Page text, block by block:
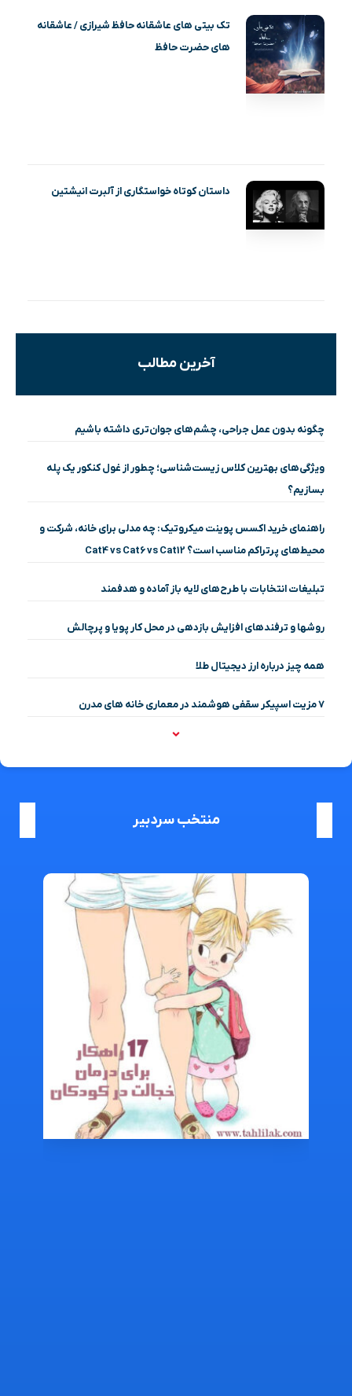
تک بیتی های عاشقانه حافظ شیرازی / عاشقانه
های حضرت حافظ
داستان کوتاه خواستگاری از آلبرت انیشتین
آخرین مطالب
چگونه بدون عمل جراحی، چشم‌های جوان‌تری داشته باشیم
ویژگی‌های بهترین کلاس زیست‌شناسی؛ چطور از غول کنکور یک پله
بسازیم؟
راهنمای خرید اکسس پوینت میکروتیک: چه مدلی برای خانه، شرکت و
محیط‌های پرتراکم مناسب است؟ Cat4 vs Cat6 vs Cat12
تبلیغات انتخابات با طرح‌های لایه باز آماده و هدفمند
روشها و ترفندهای افزایش بازدهی در محل کار پویا و پرچالش
همه چیز درباره ارز دیجیتال طلا
۷ مزیت اسپیکر سقفی هوشمند در معماری خانه‌ های مدرن
منتخب سردبیر